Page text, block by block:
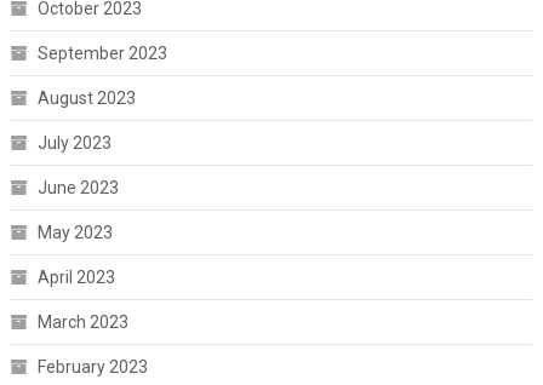
October 2023
September 2023
August 2023
July 2023
June 2023
May 2023
April 2023
March 2023
February 2023